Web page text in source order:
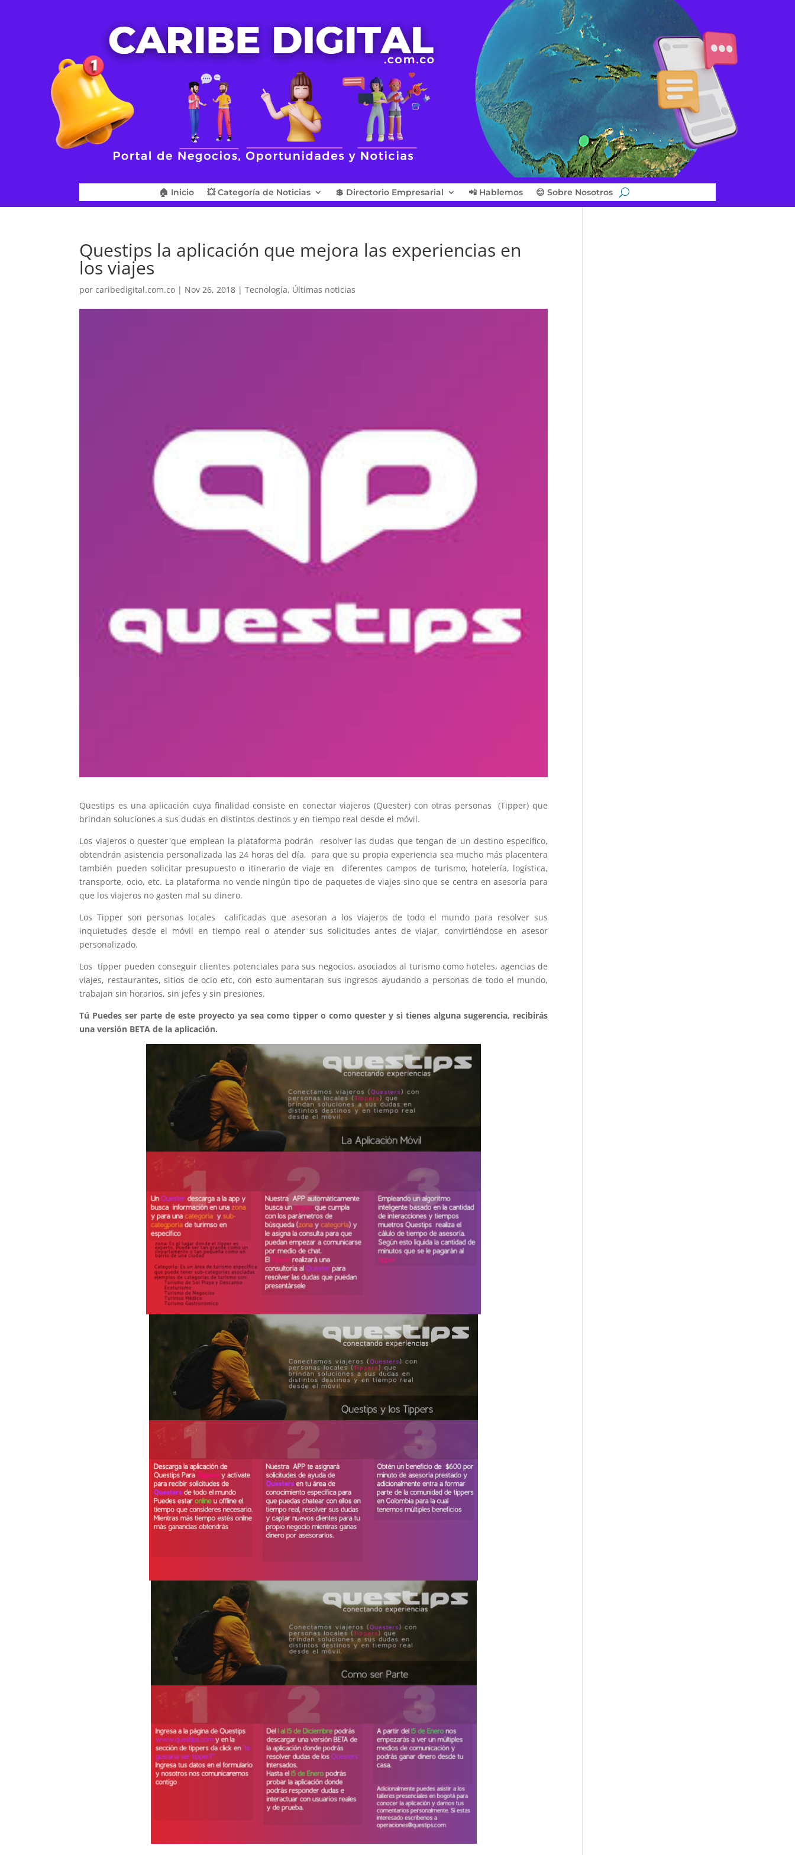
🏠 Inicio 💥 Categoría de Noticias 💲 Directorio Empresarial 📲 Hablemos 😊 Sobre Nosotros
Questips la aplicación que mejora las experiencias en
los viajes
porcaribedigital.com.co | Nov 26, 2018 |Tecnología, Últimas noticias
Questips es una aplicación cuya finalidad consiste en conectar viajeros (Quester) con otras personas (Tipper) que
brindan soluciones a sus dudas en distintos destinos y en tiempo real desde el móvil.
Los viajeros o quester que emplean la plataforma podrán resolver las dudas que tengan de un destino específico,
obtendrán asistencia personalizada las 24 horas del día, para que su propia experiencia sea mucho más placentera
también pueden solicitar presupuesto o itinerario de viaje en diferentes campos de turismo, hotelería, logística,
transporte, ocio, etc. La plataforma no vende ningún tipo de paquetes de viajes sino que se centra en asesoría para
que los viajeros no gasten mal su dinero.
Los Tipper son personas locales calificadas que asesoran a los viajeros de todo el mundo para resolver sus
inquietudes desde el móvil en tiempo real o atender sus solicitudes antes de viajar, convirtiéndose en asesor
personalizado.
Los tipper pueden conseguir clientes potenciales para sus negocios, asociados al turismo como hoteles, agencias de
viajes, restaurantes, sitios de ocio etc, con esto aumentaran sus ingresos ayudando a personas de todo el mundo,
trabajan sin horarios, sin jefes y sin presiones.
Tú Puedes ser parte de este proyecto ya sea como tipper o como quester y si tienes alguna sugerencia, recibirás
una versión BETA de la aplicación.